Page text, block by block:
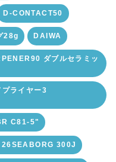
D-CONTACT50
28g DAIWA
ダブルセラミッ
ライヤー3
C81-5"
300J